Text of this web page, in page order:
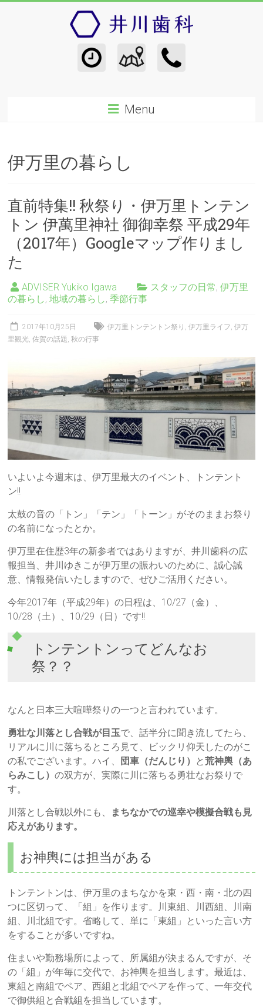
Menu
伊万里の暮らし
直前特集!! 秋祭り・伊万里トンテン
トン 伊萬里神社 御御幸祭 平成29年
（2017年）Googleマップ作りまし
た
ADVISER Yukiko Igawa スタッフの日常,伊万里
の暮らし,地域の暮らし,季節行事
2017年10月25日 伊万里トンテントン祭り ,伊万里ライフ ,伊万
里観光 ,佐賀の話題 ,秋の行事
いよいよ今週末は、伊万里最大のイベント、トンテント
ン!!
太鼓の音の「トン」「テン」「トーン」がそのままお祭り
の名前になったとか。
伊万里在住歴3年の新参者ではありますが、井川歯科の広
報担当、井川ゆきこが伊万里の賑わいのために、誠心誠
意、情報発信いたしますので、ぜひご活用ください。
今年2017年（平成29年）の日程は、10/27（金）、
10/28（土）、10/29（日）です!!
トンテントンってどんなお
祭？？
なんと日本三大喧嘩祭りの一つと言われています。
勇壮な川落とし合戦が目玉で、話半分に聞き流してたら、
リアルに川に落ちるところ見て、ビックリ仰天したのがこ
の私でございます。ハイ、
団車（だんじり） と荒神輿（あ
らみこし）の双方が、実際に川に落ちる勇壮なお祭りで
す。
川落とし合戦以外にも、
まちなかでの巡幸や模擬合戦も見
応えがあります。
お神輿には担当がある
トンテントンは、伊万里のまちなかを東・西・南・北の四
つに区切って、「組」を作ります。川東組、川西組、川南
組、川北組です。省略して、単に「東組」といった言い方
をすることが多いですね。
住まいや勤務場所によって、所属組が決まるんですが、そ
の「組」が年毎に交代で、お神輿を担当します。最近は、
東組と南組でペア、西組と北組でペアを作って、一年交代
で御供組と合戦組を担当しています。